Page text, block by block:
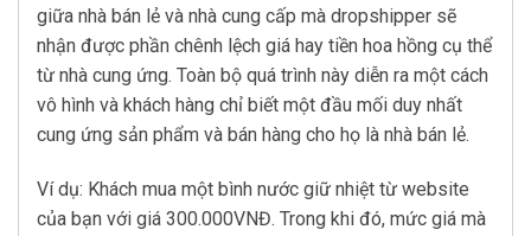
giữa nhà bán lẻ và nhà cung cấp mà dropshipper sẽ
nhận được phần chênh lệch giá hay tiền hoa hồng cụ thể
từ nhà cung ứng. Toàn bộ quá trình này diễn ra một cách
vô hình và khách hàng chỉ biết một đầu mối duy nhất
cung ứng sản phẩm và bán hàng cho họ là nhà bán lẻ.
Ví dụ: Khách mua một bình nước giữ nhiệt từ website
của bạn với giá 300.000VNĐ. Trong khi đó, mức giá mà